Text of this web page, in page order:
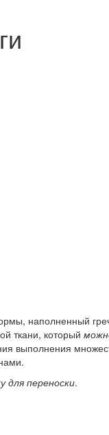
наполненный
ткани, который
выполнения
для переноски.